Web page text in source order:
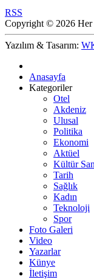
RSS
Copyright © 2026 Her
Yazılım & Tasarım:
Anasayfa
Kategoriler
Otel
Akdeniz
Ulusal
Politika
Ekonomi
Aktüel
Kültür
Tarih
Sağlık
Kadın
Teknoloji
Spor
Foto Galeri
Video
Yazarlar
Künye
İletişim